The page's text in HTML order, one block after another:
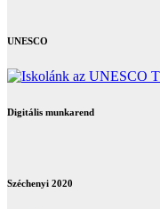
UNESCO
Digitális munkarend
Széchenyi 2020